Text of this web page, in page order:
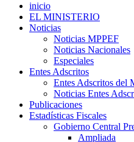
inicio
EL MINISTERIO
Noticias
Noticias MPPEF
Noticias Nacionales
Especiales
Entes Adscritos
Entes Adscritos del
Noticias Entes
Publicaciones
Estadísticas Fiscales
Gobierno Central
Ampliada